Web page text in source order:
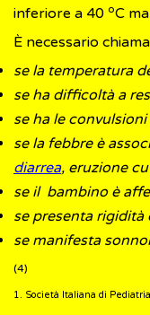
inferiore a 40 oC
È necessario
se la temperatura
se ha difficoltà a
se ha le convulsioni
se la febbre è
diarrea, eruzione
se il bambino è
se presenta rigidità
se manifesta
(4)
1. Società Italiana di